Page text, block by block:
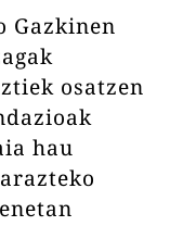
Gazkinen
osatzen
hau